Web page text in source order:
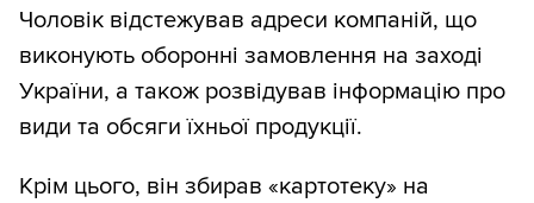
Чоловік відстежував адреси компаній, що
виконують оборонні замовлення на заході
України, а також розвідував інформацію про
види та обсяги їхньої продукції.
Крім цього, він збирав «картотеку» на